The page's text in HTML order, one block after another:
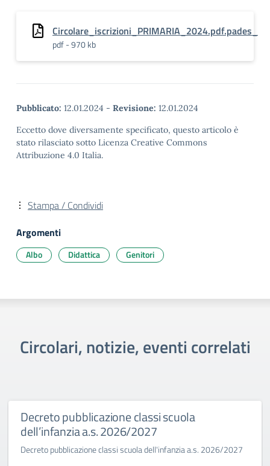
Circolare_iscrizioni_PRIMARIA_2024.pdf.pades_
pdf - 970 kb
Pubblicato: 12.01.2024 - Revisione: 12.01.2024
Eccetto dove diversamente specificato, questo articolo è
stato rilasciato sotto Licenza Creative Commons
Attribuzione 4.0 Italia.
Stampa / Condividi
Argomenti
Albo Didattica Genitori
Circolari, notizie, eventi correlati
Decreto pubblicazione classi scuola
dell’infanzia a.s. 2026/2027
Decreto pubblicazione classi scuola dell'infanzia a.s. 2026/2027